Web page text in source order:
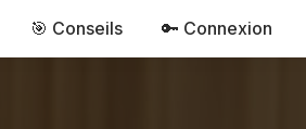
🎯 Conseils 🔑 Connexion